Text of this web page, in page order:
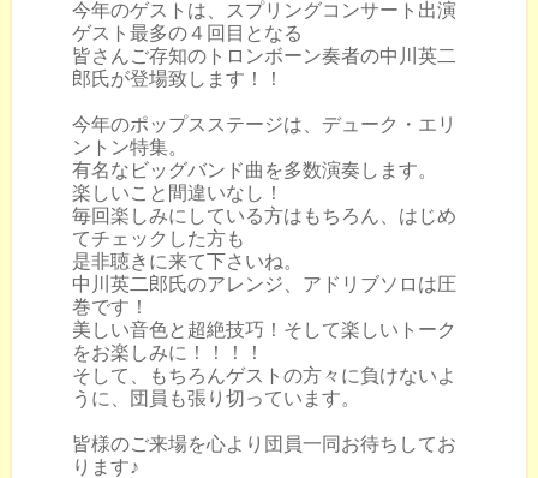
今年のゲストは、スプリングコンサート出演
ゲスト最多の４回目となる
皆さんご存知のトロンボーン奏者の中川英二
郎氏が登場致します！！
今年のポップスステージは、デューク・エリ
ントン特集。
有名なビッグバンド曲を多数演奏します。
楽しいこと間違いなし！
毎回楽しみにしている方はもちろん、はじめ
てチェックした方も
是非聴きに来て下さいね。
中川英二郎氏のアレンジ、アドリブソロは圧
巻です！
美しい音色と超絶技巧！そして楽しいトーク
をお楽しみに！！！！
そして、もちろんゲストの方々に負けないよ
うに、団員も張り切っています。
皆様のご来場を心より団員一同お待ちしてお
ります♪